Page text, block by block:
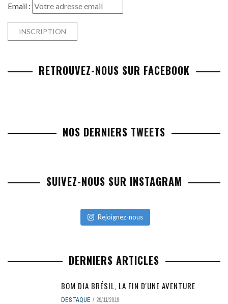
Email :
RETROUVEZ-NOUS SUR FACEBOOK
NOS DERNIERS TWEETS
SUIVEZ-NOUS SUR INSTAGRAM
Rejoignez-nous
DERNIERS ARTICLES
BOM DIA BRÉSIL, LA FIN D'UNE AVENTURE
DESTAQUE 29/11/2019